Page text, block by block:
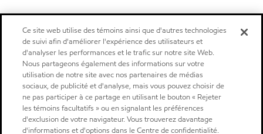
Ce site web utilise des témoins ainsi que d'autres technologies
de suivi afin d'améliorer l'expérience des utilisateurs et
d'analyser les performances et le trafic sur notre site Web.
Nous partageons également des informations sur votre
utilisation de notre site avec nos partenaires de médias
sociaux, de publicité et d'analyse, mais vous pouvez choisir de
ne pas participer à ce partage en utilisant le bouton « Rejeter
les témoins facultatifs » ou en signalant les préférences
d'exclusion de votre navigateur. Vous trouverez davantage
d'informations et d'options dans le Centre de confidentialité.